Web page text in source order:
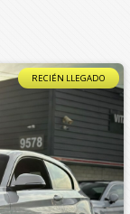
RECIÉN LLEGADO